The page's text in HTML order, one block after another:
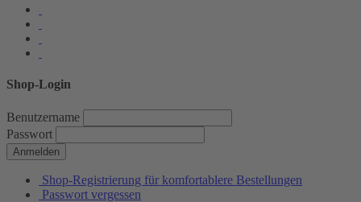
Shop-Login
Benutzername
Passwort
Anmelden
Shop-Registrierung für komfortablere Bestellungen
Passwort vergessen